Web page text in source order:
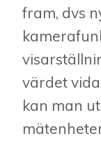
fram, dvs
värdet
kan man